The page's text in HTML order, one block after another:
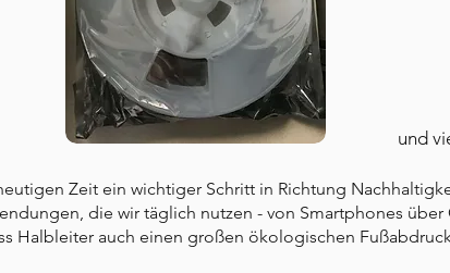
und
Zeit ein wichtiger Schritt in Richtung
die wir täglich nutzen - von Smartphones
Halbleiter auch einen großen ökologischen